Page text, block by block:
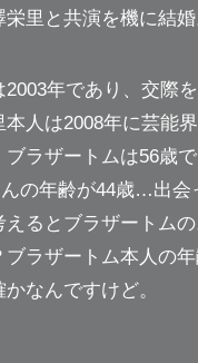
里と共演を機に結婚
年であり、交際
本人は2008年に芸能
ブラザートムは56歳
の年齢が44歳…出会
えるとブラザートム
ブラザートム本人の
なんですけど。